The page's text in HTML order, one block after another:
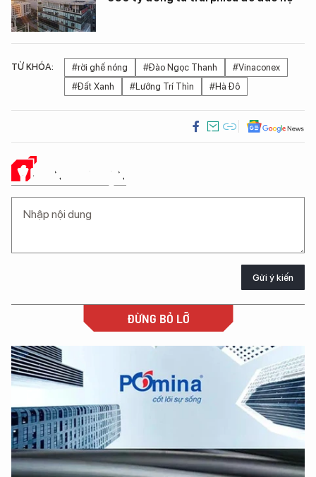
TỪ KHÓA: #rời ghế nóng #Đào Ngọc Thanh
#Vinaconex
#Đất Xanh
#Lướng Trí Thìn #Hà Đô
Ý KIẾN CỦA BẠN
Gửi ý kiến
ĐỪNG BỎ LỠ